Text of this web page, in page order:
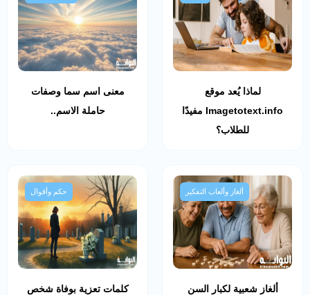
لماذا يُعد موقع
Imagetotext.info مفيدًا
للطلاب؟
معنى اسم سما وصفات
حاملة الاسم..
ألغاز وألعاب التفكير
ألغاز شعبية لكبار السن
حكم وأقوال
كلمات تعزية بوفاة شخص